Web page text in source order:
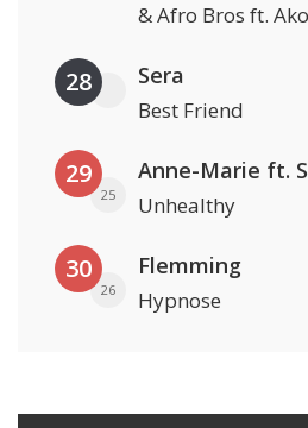
& Afro Bros ft.
28 Sera
Best Friend
29
25
Anne-Marie ft.
Unhealthy
30
26
Flemming
Hypnose